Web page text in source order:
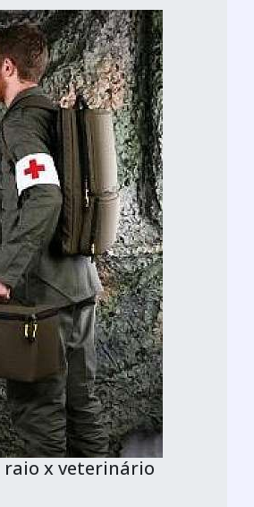
raio x veterinário